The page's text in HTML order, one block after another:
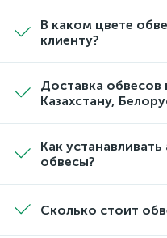
В каком цвете
клиенту?
Доставка
Казахстану,
Как
обвесы?
Сколько стоит